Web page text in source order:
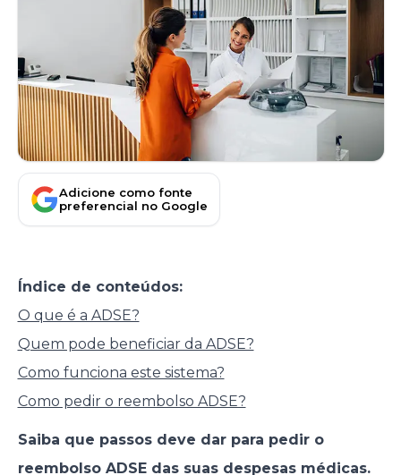
Adicione como fonte
preferencial no Google
Índice de conteúdos:
O que é a ADSE?
Quem pode beneficiar da ADSE?
Como funciona este sistema?
Como pedir o reembolso ADSE?
Saiba que passos deve dar para pedir o
reembolso ADSE das suas despesas médicas.